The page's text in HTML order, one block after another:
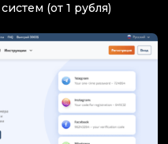
(от 1 рубля)